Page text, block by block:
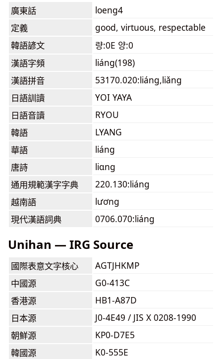
廣東話
loeng4
定義
good, virtuous, respectable
韓語諺文
량:0E 양:0
漢語字頻
liáng(198)
漢語拼音
53170.020:liáng,liǎng
日語訓讀
YOI YAYA
日語音讀
RYOU
韓語
LYANG
華語
liáng
唐詩
liɑng
通用規範漢字字典
220.130:liáng
越南語
lương
現代漢語詞典
0706.070:liáng
Unihan — IRG Source
國際表意文字核心
AGTJHKMP
中國源
G0-413C
香港源
HB1-A87D
日本源
J0-4E49 / JIS X 0208-1990
朝鮮源
KP0-D7E5
韓國源
K0-555E